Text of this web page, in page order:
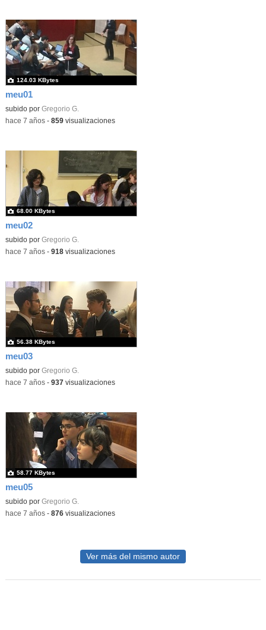
meu01
subido por Gregorio G.
124.03 KBytes
-hace 7 años- 859visualizaciones
meu02
subido por Gregorio G.
68.00 KBytes
-hace 7 años- 918visualizaciones
meu03
subido por Gregorio G.
56.38 KBytes
-hace 7 años- 937visualizaciones
meu05
subido por Gregorio G.
58.77 KBytes
-hace 7 años- 876visualizaciones
Ver más del mismo autor